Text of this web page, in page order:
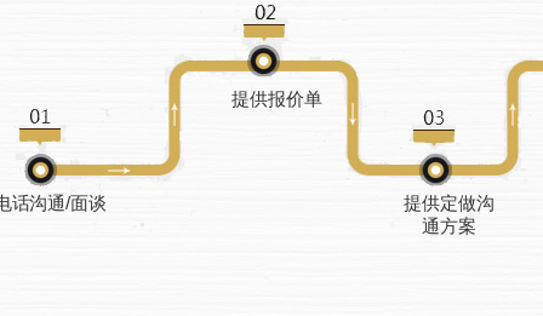
话沟通/面谈
提供报价单
提供定做沟
通方案